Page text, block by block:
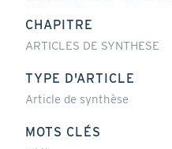
CHAPITRE
ARTICLES DE SYNTHESE
TYPE D'ARTICLE
Article de synthèse
MOTS CLÉS